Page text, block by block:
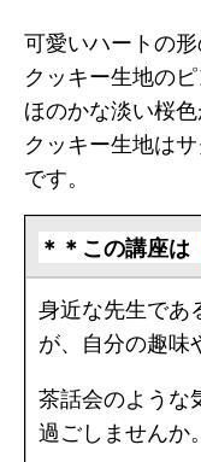
可愛いハートの
クッキー生地の
ほのかな淡い桜
クッキー生地は
です。
＊＊この講座は
身近な先生であ
が、自分の趣味
茶話会のような
過ごしませんか。